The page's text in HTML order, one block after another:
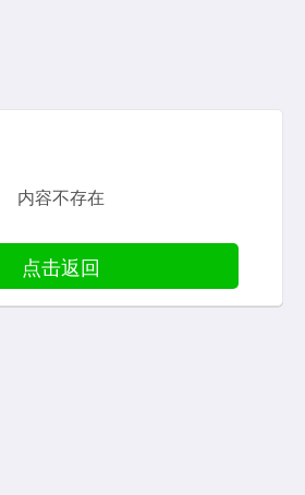
内容不存在
点击返回